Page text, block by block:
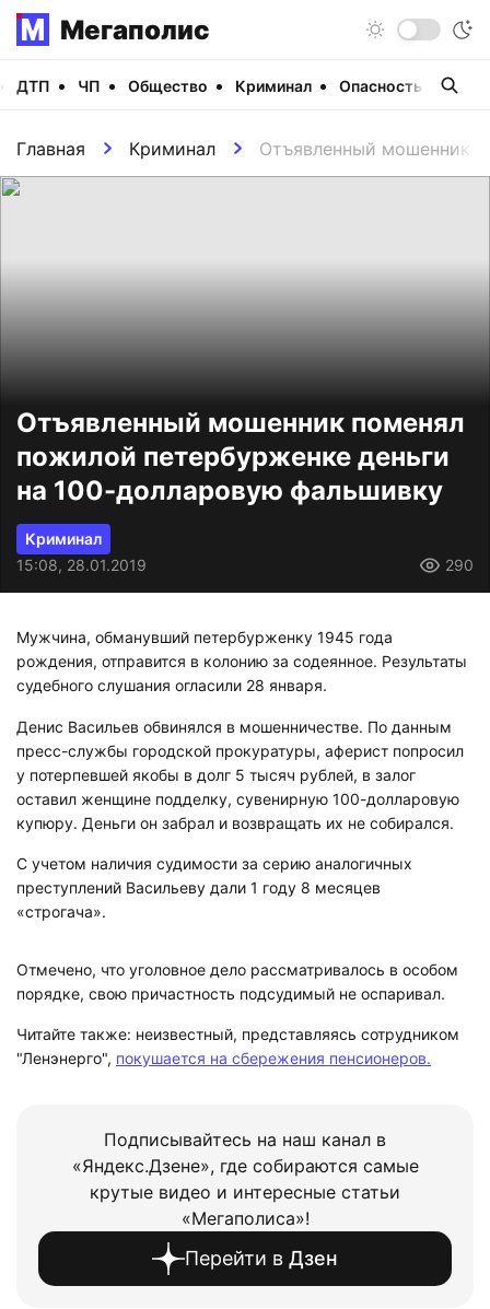
Мегаполис
ДТП ЧП Общество Криминал Опасность
Главная Криминал Отъявленный мошенник
Отъявленный мошенник поменял
пожилой петербурженке деньги
на 100-долларовую фальшивку
Криминал
15:08, 28.01.2019
290
Мужчина, обманувший петербурженку 1945 года
рождения, отправится в колонию за содеянное. Результаты
судебного слушания огласили 28 января.
Денис Васильев обвинялся в мошенничестве. По данным
пресс-службы городской прокуратуры, аферист попросил
у потерпевшей якобы в долг 5 тысяч рублей, в залог
оставил женщине подделку, сувенирную 100-долларовую
купюру. Деньги он забрал и возвращать их не собирался.
С учетом наличия судимости за серию аналогичных
преступлений Васильеву дали 1 году 8 месяцев
«строгача».
Отмечено, что уголовное дело рассматривалось в особом
порядке, свою причастность подсудимый не оспаривал.
Читайте также: неизвестный, представляясь сотрудником
"Ленэнерго", покушается на сбережения пенсионеров.
Подписывайтесь на наш канал в
«Яндекс.Дзене», где собираются самые
крутые видео и интересные статьи
«Мегаполиса»!
Перейти в Дзен